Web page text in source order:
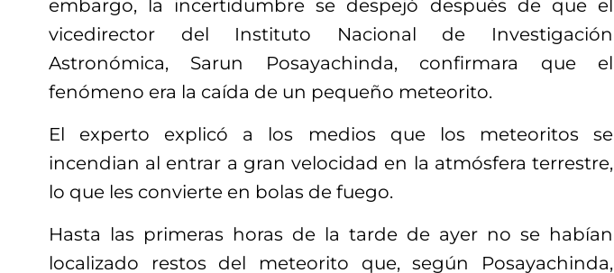
embargo, la incertidumbre se despejó después de que el
vicedirector del Instituto Nacional de Investigación
Astronómica, Sarun Posayachinda, confirmara que el
fenómeno era la caída de un pequeño meteorito.
El experto explicó a los medios que los meteoritos se
incendian al entrar a gran velocidad en la atmósfera terrestre,
lo que les convierte en bolas de fuego.
Hasta las primeras horas de la tarde de ayer no se habían
localizado restos del meteorito que, según Posayachinda,